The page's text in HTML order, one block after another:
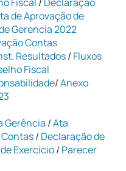
Fiscal / Declaração
de Aprovação de
Gerencia 2022
Contas
Resultados/ Fluxos
Fiscal
/Anexo
Gerência /Ata
/ Declaração de
Exercício/ Parecer